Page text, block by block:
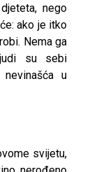
nego
ako je itko
Nema ga
su sebi
nevinašća u
svijetu,